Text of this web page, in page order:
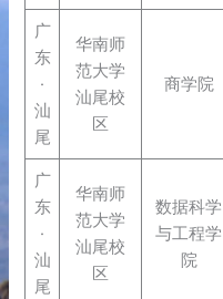
广
东
·
汕
尾
华南师
范大学
汕尾校
区
商学院
广
东
·
汕
尾
华南师
范大学
汕尾校
区
数据科学
与工程学
院